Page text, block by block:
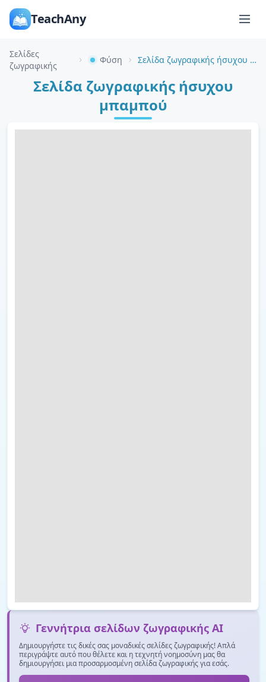
TeachAny
Σελίδες
ζωγραφικής
Φύση Σελίδα ζωγραφικής ήσυχου μπαμπού
Σελίδα ζωγραφικής ήσυχου
μπαμπού
Γεννήτρια σελίδων ζωγραφικής AI
Δημιουργήστε τις δικές σας μοναδικές σελίδες ζωγραφικής! Απλά
περιγράψτε αυτό που θέλετε και η τεχνητή νοημοσύνη μας θα
δημιουργήσει μια προσαρμοσμένη σελίδα ζωγραφικής για εσάς.